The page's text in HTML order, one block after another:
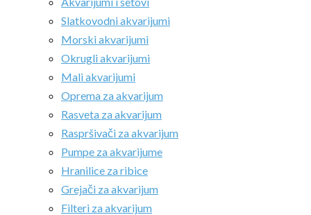
Slatkovodni akvarijumi
Morski akvarijumi
Okrugli akvarijumi
Mali akvarijumi
Oprema za akvarijum
Rasveta za akvarijum
Raspršivači za akvarijum
Pumpe za akvarijume
Hranilice za ribice
Grejači za akvarijum
Filteri za akvarijum